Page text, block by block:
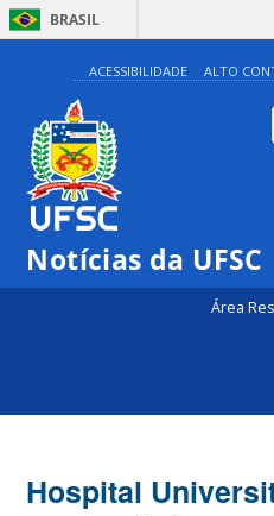
BRASIL
ACESSIBILIDADE ALTO
Notícias da UFSC
Área
Hospital